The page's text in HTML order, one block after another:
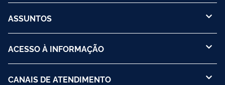
ASSUNTOS
ACESSO À INFORMAÇÃO
CANAIS DE ATENDIMENTO